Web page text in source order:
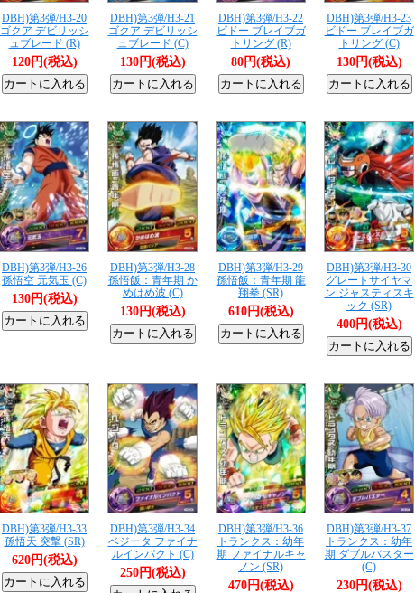
DBH)第3弾/H3-20
ゴクア デビリッシ
ュブレード (R)
120円(税込)
DBH)第3弾/H3-21
ゴクア デビリッシ
ュブレード (C)
130円(税込)
DBH)第3弾/H3-22
ビドー ブレイブガ
トリング (R)
80円(税込)
DBH)第3弾/H3-23
ビドー ブレイブガ
トリング (C)
130円(税込)
DBH)第3弾/H3-26
孫悟空 元気玉 (C)
130円(税込)
DBH)第3弾/H3-28
孫悟飯：青年期 か
めはめ波 (C)
130円(税込)
DBH)第3弾/H3-29
孫悟飯：青年期 龍
翔拳 (SR)
610円(税込)
DBH)第3弾/H3-30
グレートサイヤマ
ン ジャスティスキ
ック (SR)
400円(税込)
DBH)第3弾/H3-33
孫悟天 突撃 (SR)
620円(税込)
DBH)第3弾/H3-34
ベジータ ファイナ
ルインパクト (C)
250円(税込)
DBH)第3弾/H3-36
トランクス：幼年
期 ファイナルキャ
ノン (SR)
470円(税込)
DBH)第3弾/H3-37
トランクス：幼年
期 ダブルバスター
(C)
230円(税込)